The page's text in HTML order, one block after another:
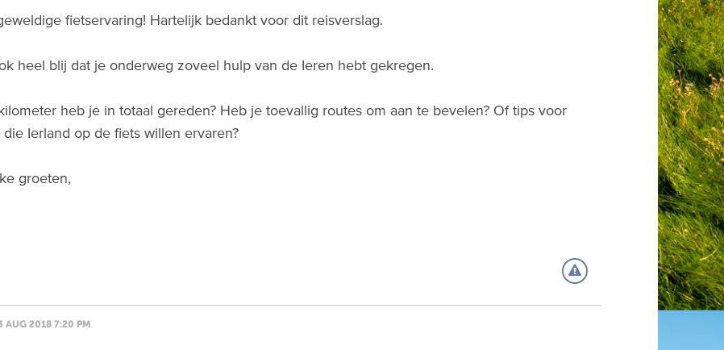
fietservaring! Hartelijk bedankt voor dit reisverslag.
heel blij dat je onderweg zoveel hulp van de Ieren hebt gekregen.
heb je in totaal gereden? Heb je toevallig routes om aan te bevelen? Of tips voor
Ierland op de fiets willen ervaren?
groeten,
AUG 2018 7:20 PM